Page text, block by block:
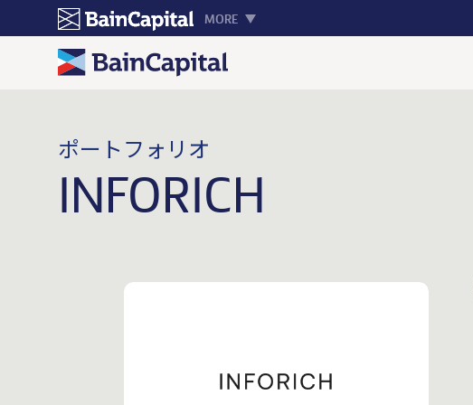
MORE
ポートフォリオ
INFORICH